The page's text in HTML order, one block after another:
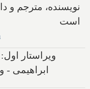
نویسنده، مترجم و
است
ویراستار
ابراهیمی